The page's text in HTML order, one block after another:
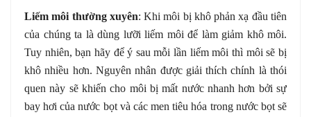
Liếm môi thường xuyên: Khi môi bị khô phản xạ đầu tiên
của chúng ta là dùng lưỡi liếm môi để làm giảm khô môi.
Tuy nhiên, bạn hãy để ý sau mỗi lần liếm môi thì môi sẽ bị
khô nhiều hơn. Nguyên nhân được giải thích chính là thói
quen này sẽ khiến cho môi bị mất nước nhanh hơn bởi sự
bay hơi của nước bọt và các men tiêu hóa trong nước bọt sẽ